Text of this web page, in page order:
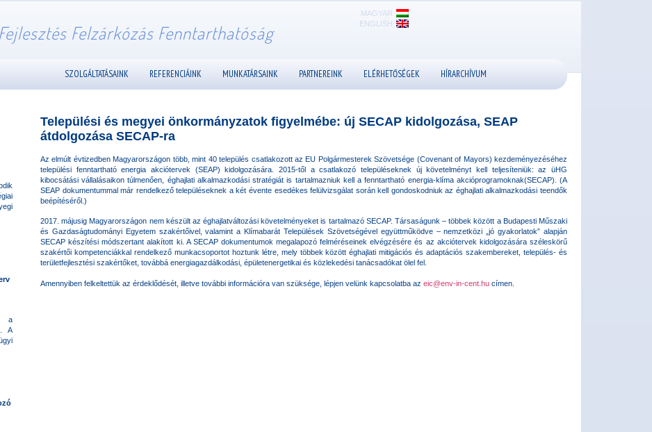
Felzárkózás Fenntarthatóság
MAGYAR
ENGLISH
SZOLGÁLTATÁSAINK REFERENCIÁINK MUNKATÁRSAINK PARTNEREINK ELÉRHETŐSÉGEK HÍRARCHÍVUM
a
A
Települési és megyei önkormányzatok figyelmébe: új SECAP kidolgozása, SEAP
átdolgozása SECAP-ra
Az elmúlt évtizedben Magyarországon több, mint 40 település csatlakozott az EU Polgármesterek Szövetsége (Covenant of Mayors) kezdeményezéséhez
települési fenntartható energia akciótervek (SEAP) kidolgozására. 2015-től a csatlakozó településeknek új követelményt kell teljesíteniük: az üHG
kibocsátási vállalásaikon túlmenően, éghajlati alkalmazkodási stratégiát is tartalmazniuk kell a fenntartható energia-klíma akcióprogramoknak(SECAP). (A
SEAP dokumentummal már rendelkező településeknek a két évente esedékes felülvizsgálat során kell gondoskodniuk az éghajlati alkalmazkodási teendők
beépítéséről.)
2017. májusig Magyarországon nem készült az éghajlatváltozási követelményeket is tartalmazó SECAP. Társaságunk – többek között a Budapesti Műszaki
és Gazdaságtudományi Egyetem szakértőivel, valamint a Klímabarát Települések Szövetségével együttműködve – nemzetközi „jó gyakorlatok” alapján
SECAP készítési módszertant alakított ki. A SECAP dokumentumok megalapozó felméréseinek elvégzésére és az akciótervek kidolgozására széleskörű
szakértői kompetenciákkal rendelkező munkacsoportot hoztunk létre, mely többek között éghajlati mitigációs és adaptációs szakembereket, település- és
területfejlesztési szakértőket, továbbá energiagazdálkodási, épületenergetikai és közlekedési tanácsadókat ölel fel.
Amennyiben felkeltettük az érdeklődését, illetve további információra van szüksége, lépjen velünk kapcsolatba az eic@env-in-cent.hu címen.